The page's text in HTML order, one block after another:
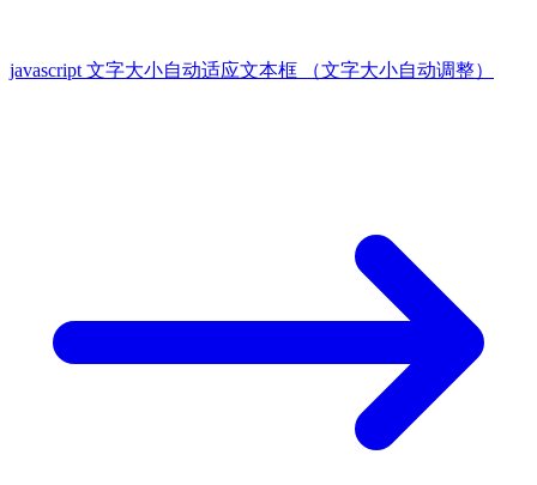
javascript 文字大小自动适应文本框 （文字大小自动调整）